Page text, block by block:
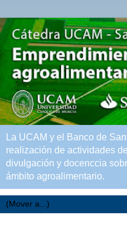
La UCAM y el Banco de
realización de actividades
divulgación y docenccia
ámbito agroalimentario.